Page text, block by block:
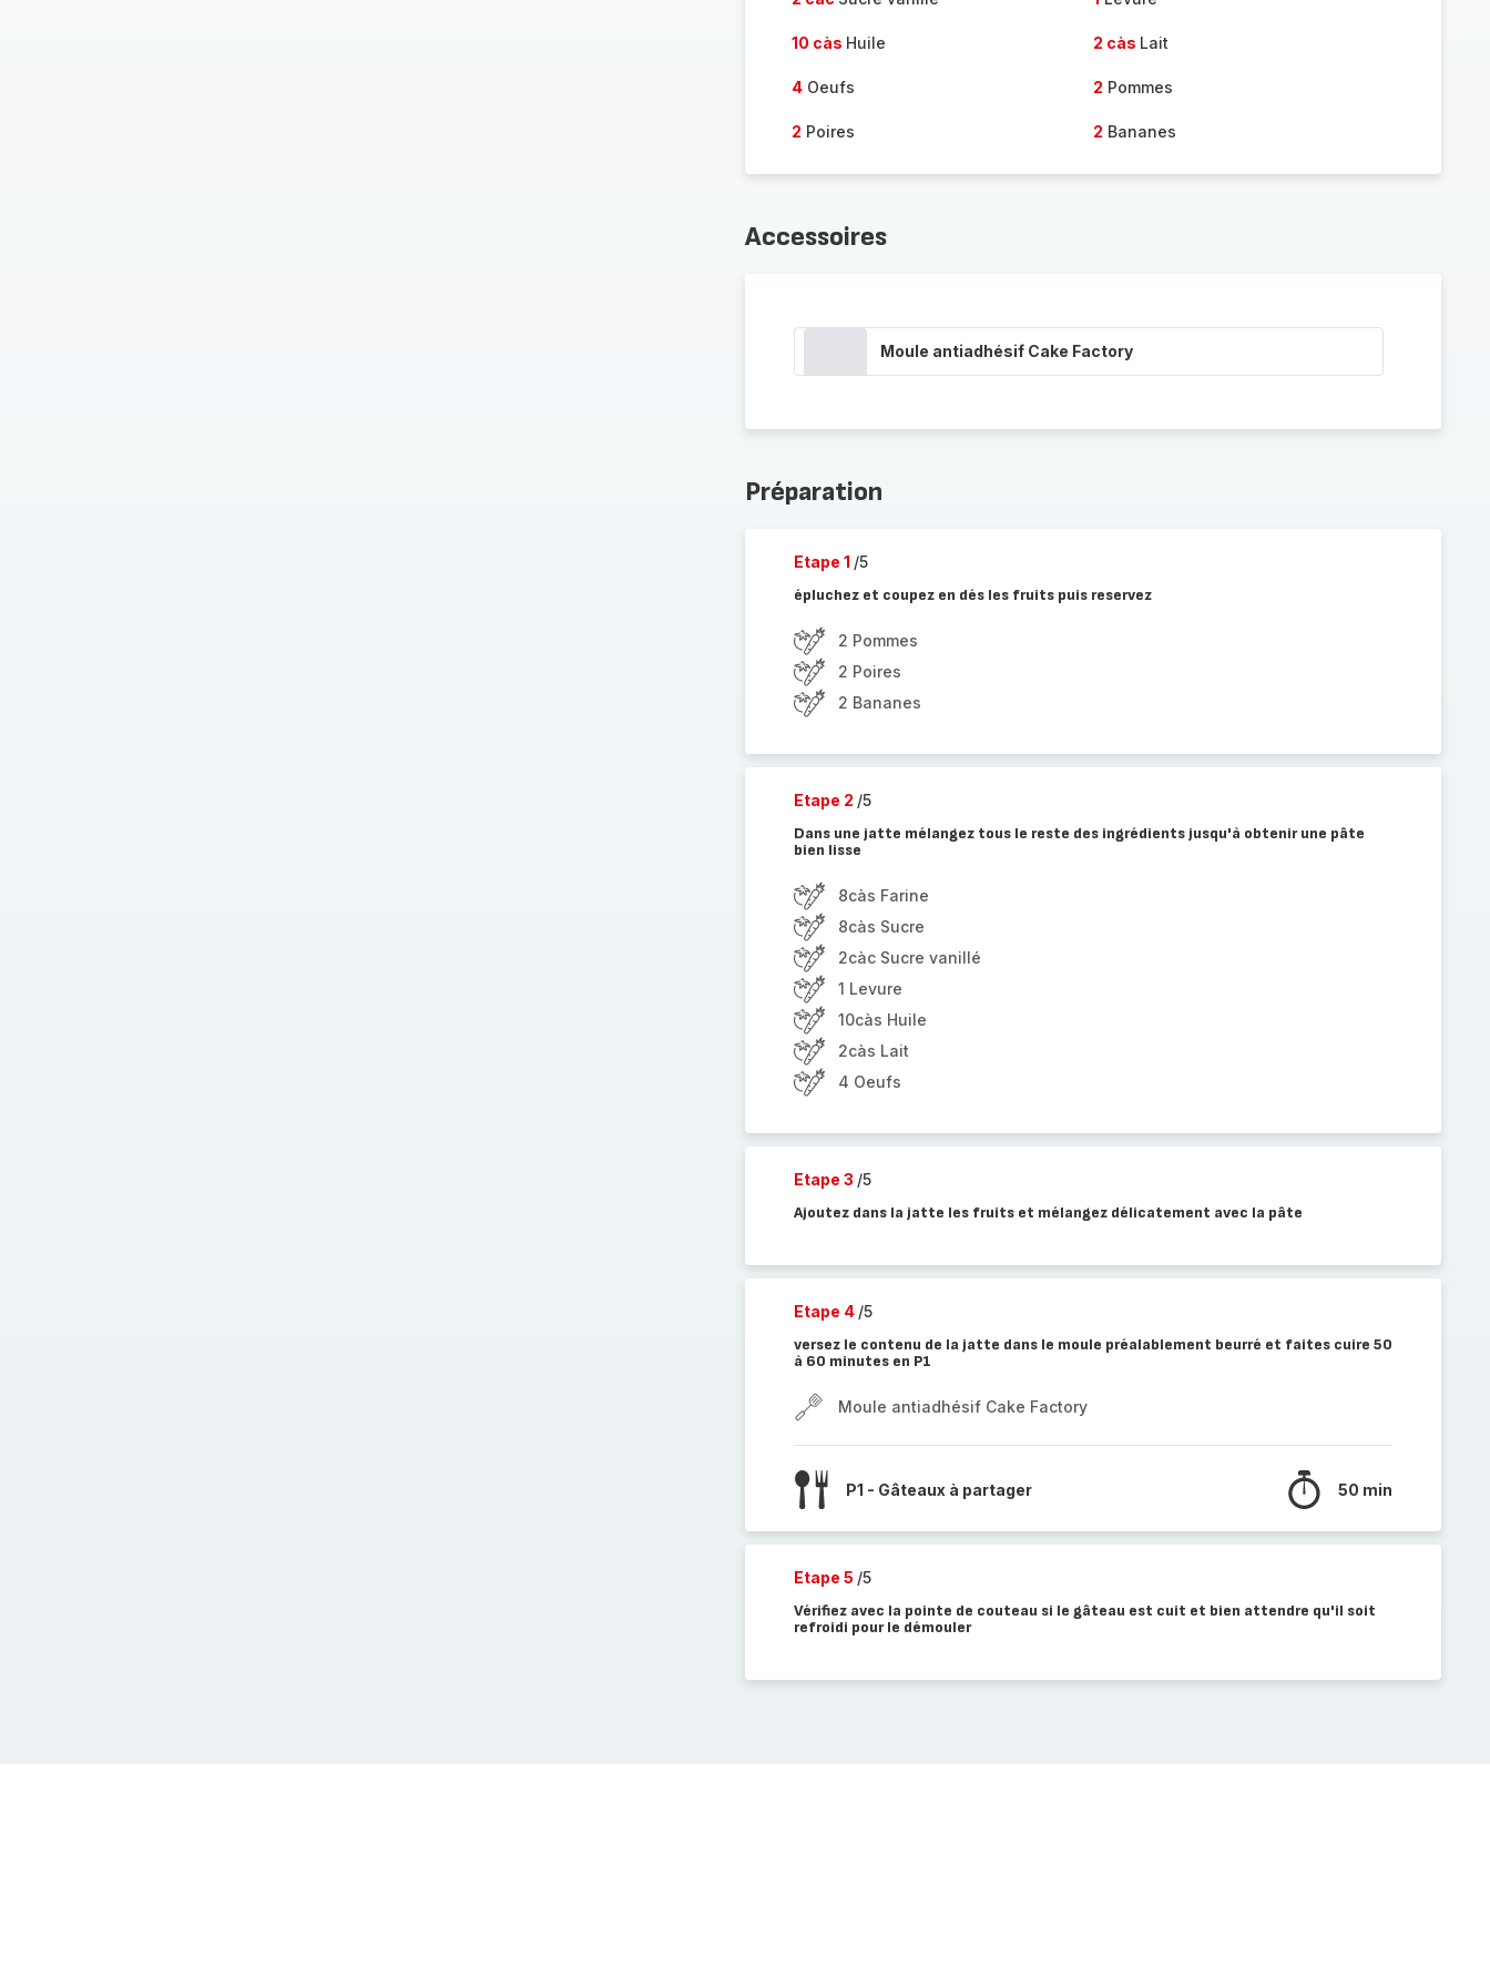
10 càs Huile 2 càs Lait
4Oeufs 2 Pommes
2 Poires 2 Bananes
Accessoires
Moule antiadhésif Cake Factory
Préparation
Etape 1 /5
épluchez et coupez en dés les fruits puis reservez
2 Pommes
2 Poires
2 Bananes
Etape 2 /5
Dans une jatte mélangez tous le reste des ingrédients jusqu'à obtenir une pâte
bien lisse
8càs Farine
8càs Sucre
2càc Sucre vanillé
1 Levure
10càs Huile
2càs Lait
4 Oeufs
Etape 3 /5
Ajoutez dans la jatte les fruits et mélangez délicatement avec la pâte
Etape 4 /5
versez le contenu de la jatte dans le moule préalablement beurré et faites cuire 50
à 60 minutes en P1
Moule antiadhésif Cake Factory
P1 - Gâteaux à partager 50 min
Etape 5 /5
Vérifiez avec la pointe de couteau si le gâteau est cuit et bien attendre qu'il soit
refroidi pour le démouler